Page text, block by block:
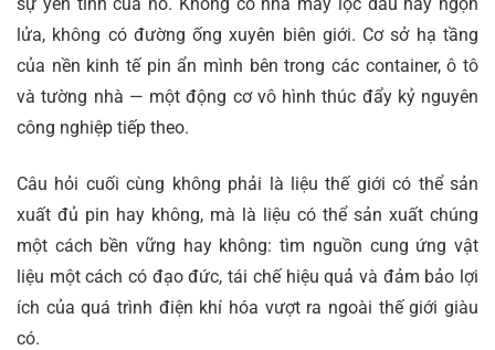
lửa, không có đường ống xuyên biên giới. Cơ sở hạ tầng
của nền kinh tế pin ẩn mình bên trong các container, ô tô
và tường nhà — một động cơ vô hình thúc đẩy kỷ nguyên
công nghiệp tiếp theo.
Câu hỏi cuối cùng không phải là liệu thế giới có thể sản
xuất đủ pin hay không, mà là liệu có thể sản xuất chúng
một cách bền vững hay không: tìm nguồn cung ứng vật
liệu một cách có đạo đức, tái chế hiệu quả và đảm bảo lợi
ích của quá trình điện khí hóa vượt ra ngoài thế giới giàu
có.